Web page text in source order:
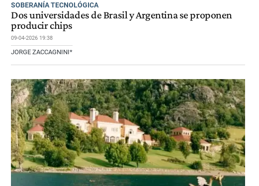
SOBERANÍA TECNOLÓGICA
Dos universidades de Brasil y Argentina se proponen
producir chips
09-04-2026 19:38
JORGE ZACCAGNINI*